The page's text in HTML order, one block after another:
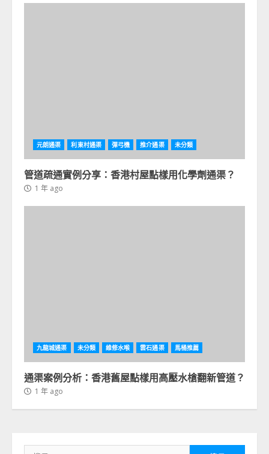
元朗通渠 利東村通渠 彈弓機 推介通渠 未分類
管道疏通實例分享：香港村屋點樣用化學劑通渠？
1 年 ago
九龍城通渠 未分類 維修水喉 雲石通渠 馬桶推薦
通渠案例分析：香港舊屋點樣用高壓水槍翻新管道？
1 年 ago